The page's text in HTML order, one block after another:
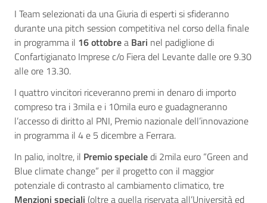
I Team selezionati da una Giuria di esperti si sfideranno
durante una pitch session competitiva nel corso della finale
in programma il 16 ottobrea Bari nel padiglione di
Confartigianato Imprese c/o Fiera del Levante dalle ore 9.30
alle ore 13.30.
I quattro vincitori riceveranno premi in denaro di importo
compreso tra i 3mila e i 10mila euro e guadagneranno
l’accesso di diritto al PNI, Premio nazionale dell’innovazione
in programma il 4 e 5 dicembre a Ferrara.
In palio, inoltre, il Premio specialedi 2mila euro “Green and
Blue climate change” per il progetto con il maggior
potenziale di contrasto al cambiamento climatico, tre
Menzioni speciali (oltre a quella riservata all’Università ed